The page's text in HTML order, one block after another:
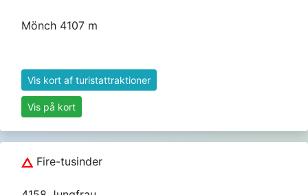
Mönch 4107 m
Vis kort af turistattraktioner
Vis på kort
Fire-tusinder